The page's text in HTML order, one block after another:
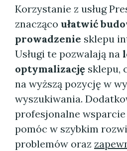
Korzystanie z usług
znacząco ułatwić
prowadzenie sklepu
Usługi te pozwalają na
optymalizację sklepu,
na wyższą pozycję w
wyszukiwania.
profesjonalne
pomóc w szybkim
problemów oraz